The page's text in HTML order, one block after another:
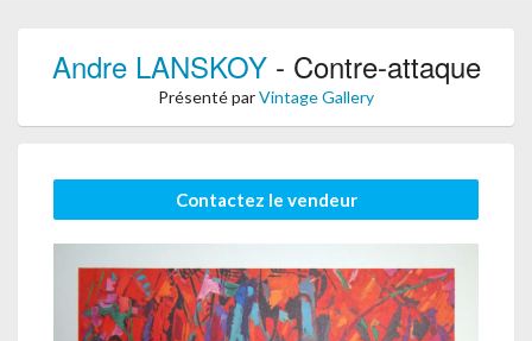
Andre LANSKOY- Contre-attaque
Présenté parVintage Gallery
Contactez le vendeur